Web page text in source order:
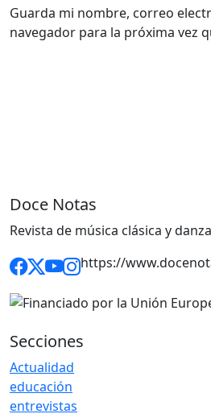
Guarda mi nombre, correo
navegador para la próxima vez
Doce Notas
Revista de música clásica y danza
https://
Secciones
Actualidad
educación
entrevistas